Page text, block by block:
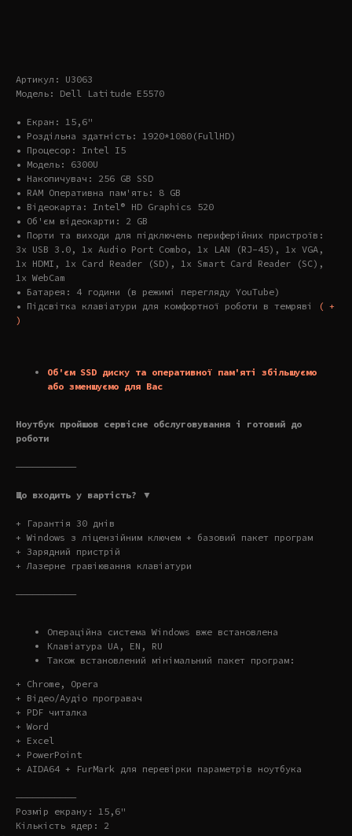
Артикул: U3063
Модель: Dell Latitude E5570
• Екран: 15,6"
• Роздільна здатність: 1920*1080(FullHD)
• Процесор: Intel I5
• Модель: 6300U
• Накопичувач: 256 GB SSD
• RAM Оперативна пам'ять: 8 GB
• Відеокарта: Intel® HD Graphics 520
• Об'єм відеокарти: 2 GB
• Порти та виходи для підключень периферійних пристроїв:
3x USB 3.0, 1x Audio Port Combo, 1x LAN (RJ-45), 1x VGA,
1x HDMI, 1x Card Reader (SD), 1x Smart Card Reader (SC),
1x WebCam
• Батарея: 4 години (в режимі перегляду YouTube)
• Підсвітка клавіатури для комфортної роботи в темряві
( +
)
Об'єм SSD диску та оперативної пам'яті збільшуємо
або зменшуємо для Вас
Ноутбук пройшов сервісне обслуговування і готовий до
роботи
———————————
Що входить у вартість? ▼
+ Гарантія 30 днів
+ Windows з ліцензійним ключем + базовий пакет програм
+ Зарядний пристрій
+ Лазерне гравіювання клавіатури
———————————
Операційна система Windows вже встановлена
Клавіатура UA, EN, RU
Також встановлений мінімальний пакет програм:
+ Chrome, Opera
+ Відео/Аудіо програвач
+ PDF читалка
+ Word
+ Excel
+ PowerPoint
+ AIDA64 + FurMark для перевірки параметрів ноутбука
———————————
Розмір екрану: 15,6"
Кількість ядер: 2